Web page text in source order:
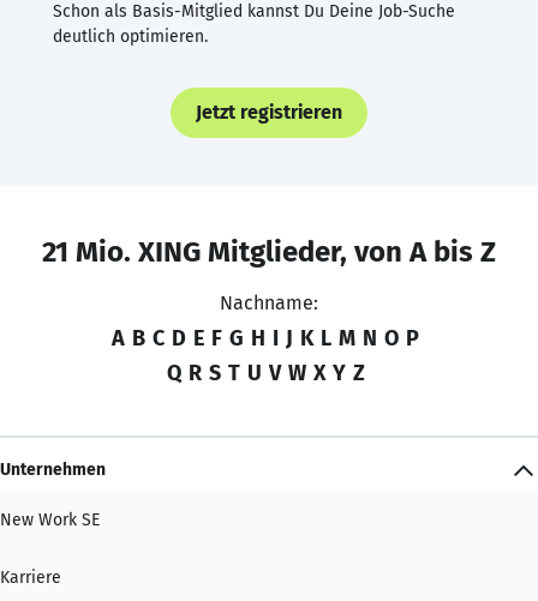
Schon als Basis-Mitglied kannst Du Deine Job-Suche
deutlich optimieren.
Jetzt registrieren
21 Mio. XING Mitglieder, von A bis Z
Nachname:
A B C D E F G H I J K L M N O P
Q R S T U V W X Y Z
Unternehmen
New Work SE
Karriere